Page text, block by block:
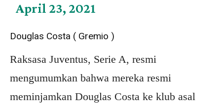
April 23, 2021
Douglas Costa ( Gremio )
Raksasa Juventus, Serie A, resmi
mengumumkan bahwa mereka resmi
meminjamkan Douglas Costa ke klub asal